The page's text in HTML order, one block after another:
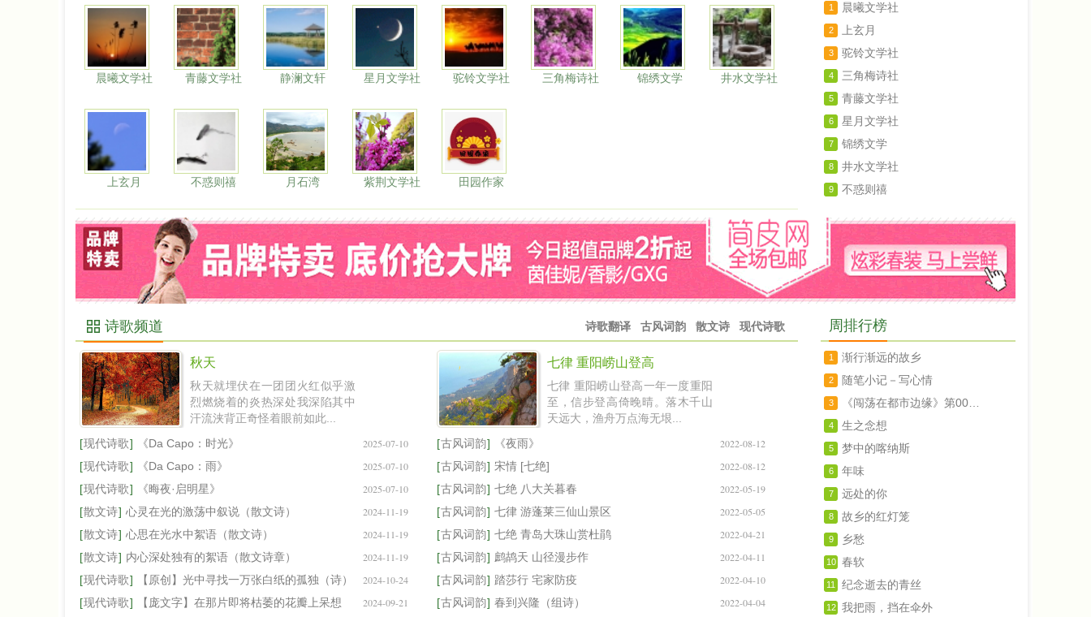
晨曦文学社 青藤文学社 静澜文轩 星月文学社 驼铃文学社 三角梅诗社 锦绣文学 井水文学社
上玄月 不惑则禧 月石湾 紫荆文学社 田园作家
1 晨曦文学社
2 上玄月
3 驼铃文学社
4 三角梅诗社
5 青藤文学社
6 星月文学社
7 锦绣文学
8 井水文学社
9 不惑则禧
现代诗歌
散文诗
古风词韵
诗歌翻译
诗歌频道
秋天
秋天就埋伏在一团团火红似乎激
烈燃烧着的炎热深处我深陷其中
汗流浃背正奇怪着眼前如此...
2025-07-10
[现代诗歌]
《Da Capo：时光》
2025-07-10
[现代诗歌]
《Da Capo：雨》
2025-07-10
[现代诗歌]
《晦夜·启明星》
2024-11-19
[散文诗] 心灵在光的激荡中叙说（散文诗）
2024-11-19
[散文诗] 心思在光水中絮语（散文诗）
2024-11-19
[散文诗] 内心深处独有的絮语（散文诗章）
2024-10-24
[现代诗歌]
【原创】光中寻找一万张白纸的孤独（诗）
2024-09-21
[现代诗歌]
【庞文字】在那片即将枯萎的花瓣上呆想
七律 重阳崂山登高
七律 重阳崂山登高一年一度重阳
至，信步登高倚晚晴。落木千山
天远大，渔舟万点海无垠...
2022-08-12
[古风词韵]
《夜雨》
2022-08-12
[古风词韵] 宋情 [七绝]
2022-05-19
[古风词韵] 七绝 八大关暮春
2022-05-05
[古风词韵] 七律 游蓬莱三仙山景区
2022-04-21
[古风词韵] 七绝 青岛大珠山赏杜鹃
2022-04-11
[古风词韵] 鹧鸪天 山径漫步作
2022-04-10
[古风词韵] 踏莎行 宅家防疫
2022-04-04
[古风词韵] 春到兴隆（组诗）
周排行榜
1 渐行渐远的故乡
2 随笔小记－写心情
3
4 生之念想
5 梦中的喀纳斯
6 年味
7 远处的你
8 故乡的红灯笼
9 乡愁
10 春软
11 纪念逝去的青丝
12 我把雨，挡在伞外